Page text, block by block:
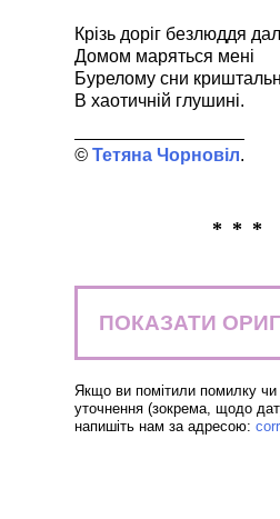
Крізь доріг безлюддя
Домом маряться мені
Бурелому сни
В хаотичній глушині.
Тетяна Чорновіл
* * *
ПОКАЗАТИ
Якщо ви помітили помилку чи
уточнення (зокрема, щодо
напишіть нам за адресою: